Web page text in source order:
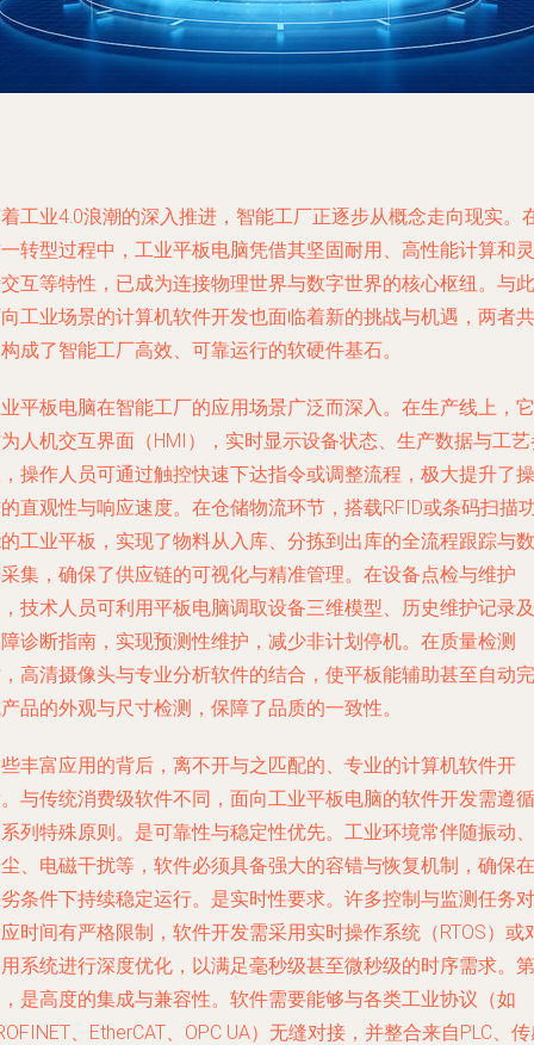
工业4.0浪潮的深入推进，智能工厂正逐步从概念走向现实。
转型过程中，工业平板电脑凭借其坚固耐用、高性能计算和灵
互等特性，已成为连接物理世界与数字世界的核心枢纽。与此
工业场景的计算机软件开发也面临着新的挑战与机遇，两者共
成了智能工厂高效、可靠运行的软硬件基石。
平板电脑在智能工厂的应用场景广泛而深入。在生产线上，它
人机交互界面（HMI），实时显示设备状态、生产数据与工
操作人员可通过触控快速下达指令或调整流程，极大提升了操
直观性与响应速度。在仓储物流环节，搭载RFID或条码扫描
工业平板，实现了物料从入库、分拣到出库的全流程跟踪与数
集，确保了供应链的可视化与精准管理。在设备点检与维护
技术人员可利用平板电脑调取设备三维模型、历史维护记录及
诊断指南，实现预测性维护，减少非计划停机。在质量检测
高清摄像头与专业分析软件的结合，使平板能辅助甚至自动完
品的外观与尺寸检测，保障了品质的一致性。
丰富应用的背后，离不开与之匹配的、专业的计算机软件开
与传统消费级软件不同，面向工业平板电脑的软件开发需遵循
列特殊原则。是可靠性与稳定性优先。工业环境常伴随振动、
、电磁干扰等，软件必须具备强大的容错与恢复机制，确保在
条件下持续稳定运行。是实时性要求。许多控制与监测任务对
时间有严格限制，软件开发需采用实时操作系统（RTOS）或
系统进行深度优化，以满足毫秒级甚至微秒级的时序需求。第
是高度的集成与兼容性。软件需要能够与各类工业协议（如
、EtherCAT、OPC UA）无缝对接，并整合来自PLC、